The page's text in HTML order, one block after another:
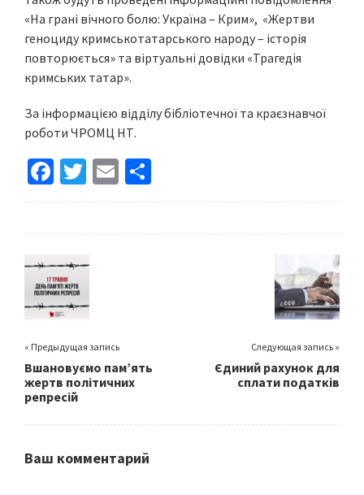
«На грані вічного болю: Україна – Крим», «Жертви
геноциду кримськотатарського народу – історія
повторюється» та віртуальні довідки «Трагедія
кримських татар».
За інформацією відділу бібліотечної та краєзнавчої
роботи ЧРОМЦ НТ.
Fa
ce
o
k
T
wi
E
m h
« Предыдущая запись
Вшановуємо пам’ять
жертв політичних
репресій
Следующая запись »
Єдиний рахунок для
сплати податків
Ваш комментарий